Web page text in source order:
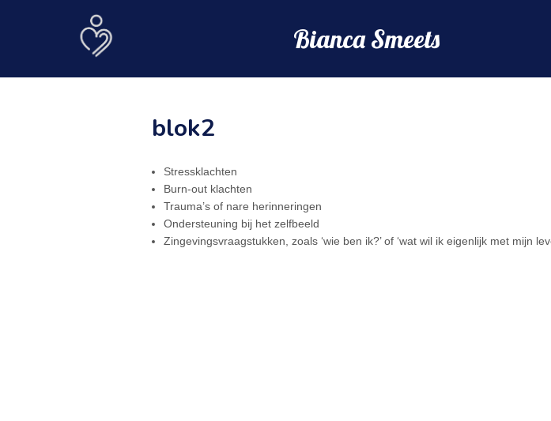
Bianca Smeets
blok2
Stressklachten
Burn-out klachten
Trauma’s of nare herinneringen
Ondersteuning bij het zelfbeeld
Zingevingsvraagstukken, zoals ‘wie ben ik?’ of ‘wat wil ik eigenlijk met mijn